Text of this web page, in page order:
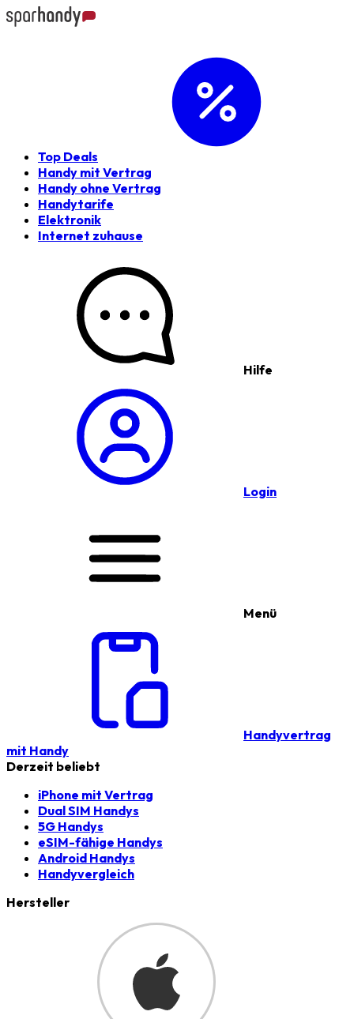
Top Deals
Handy mit Vertrag
Handy ohne Vertrag
Handytarife
Elektronik
Internet zuhause
Hilfe
Login
Menü
Handyvertrag
mit Handy
Derzeit beliebt
iPhone mit Vertrag
Dual SIM Handys
5G Handys
eSIM-fähige Handys
Android Handys
Handyvergleich
Hersteller